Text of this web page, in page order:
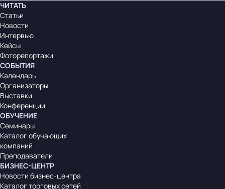
ЧИТАТЬ
Статьи
Новости
Интервью
Кейсы
Фоторепортажи
СОБЫТИЯ
Календарь
Организаторы
Выставки
Конференции
ОБУЧЕНИЕ
Семинары
Каталог обучающих
компаний
Преподаватели
БИЗНЕС-ЦЕНТР
Новости бизнес-центра
Каталог торговых сетей